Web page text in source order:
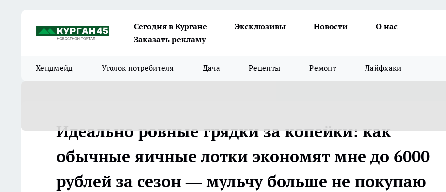
Сегодня в Кургане Эксклюзивы Новости
О нас
Заказать рекламу
Хендмейд Уголок потребителя Дача Рецепты Ремонт Лайфхаки
Идеально ровные грядки за копейки: как
обычные яичные лотки экономят мне до 6000
рублей за сезон — мульчу больше не покупаю